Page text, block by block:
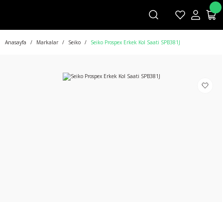
Anasayfa Markalar Seiko Seiko Prospex Erkek Kol Saati SPB381J